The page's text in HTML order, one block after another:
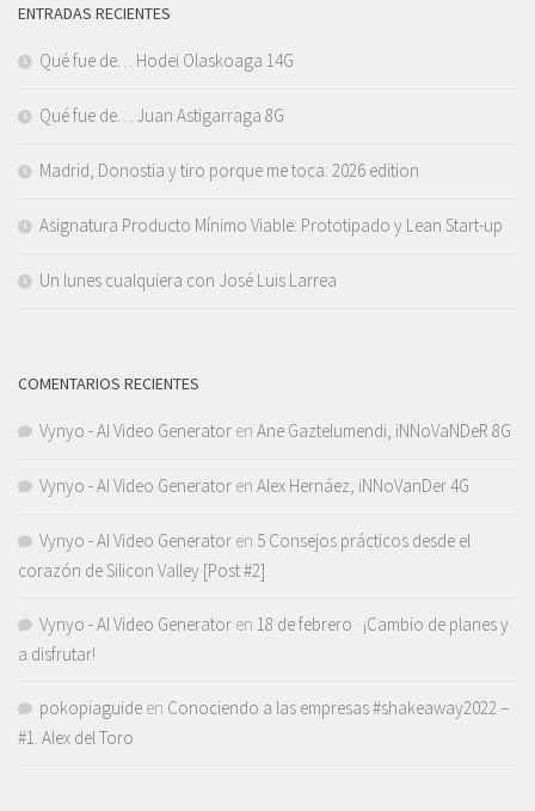
ENTRADAS RECIENTES
Qué fue de… Hodei Olaskoaga 14G
Qué fue de… Juan Astigarraga 8G
Madrid, Donostia y tiro porque me toca: 2026 edition
Asignatura Producto Mínimo Viable: Prototipado y Lean Start-up
Un lunes cualquiera con José Luis Larrea
COMENTARIOS RECIENTES
Vynyo - AI Video Generator en Ane Gaztelumendi, iNNoVaNDeR 8G
Vynyo - AI Video Generator en Alex Hernáez, iNNoVanDer 4G
Vynyo - AI Video Generator en 5 Consejos prácticos desde el
corazón de Silicon Valley [Post #2]
Vynyo - AI Video Generator en 18 de febrero · ¡Cambio de planes y
a disfrutar!
pokopiaguide en Conociendo a las empresas #shakeaway2022 –
#1. Alex del Toro